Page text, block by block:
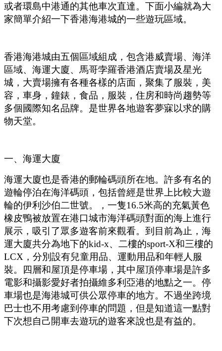
或者環島中港通的其他車次直達。下面小編就為大
家簡單介紹一下香港海港城的一些遊玩區域。
香港海港城由五個區域組成，包含港威賣場、海洋
區域、海運大廈、馬哥孛羅香港酒店賣場及星光
城，大賣場擁有各種各樣的店面，聚集了服裝，美
容，車身，鐘錶，食品，服裝，住房和時尚趨勢等
多個國際知名品牌。是世界各地遊客夢寐以求的購
物天堂。
一、海運大廈
海運大廈也是香港的郵輪碼頭所在地。許多有名的
遊輪停泊在海洋碼頭，包括曾經是世界上比較大遊
輪的伊利沙伯二世號。，一隻16.5米高的充氣黃色
橡皮鴨被放置在港口城市海洋碼頭對面的海上進行
展示，吸引了眾多遊客前來觀看。到目前為止，海
運大廈共分為地下的kid-x、二樓的sport-X和三樓的
LCX ，分別設有兒童用品、運動用品和年輕人服
裝。四層和屋頂是停車場，其中屋頂停車場是許多
電影和攝影愛好者拍攝維多利亞港的地點之一。停
車場也是海港城可供公眾停車的地方。不過坐跨境
巴士也不用考慮到停車的問題，但是知道這一點對
下次想自己開車去遊玩的遊客來說也是有益的。